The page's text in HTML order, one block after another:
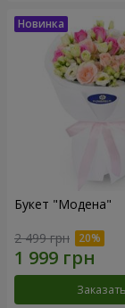
Букет "Модена"
2 499 грн
Заказать